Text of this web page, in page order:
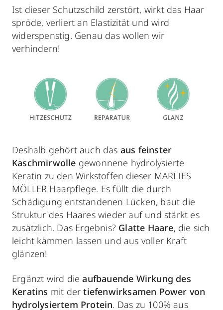
Ist dieser Schutzschild zerstört, wirkt das Haar
spröde, verliert an Elastizität und wird
widerspenstig. Genau das wollen wir
verhindern!
Deshalb gehört auch das aus feinster
Kaschmirwolle gewonnene hydrolysierte
Keratin zu den Wirkstoffen dieser MARLIES
MÖLLER Haarpflege. Es füllt die durch
Schädigung entstandenen Lücken, baut die
Struktur des Haares wieder auf und stärkt es
zusätzlich. Das Ergebnis? Glatte Haare, die sich
leicht kämmen lassen und aus voller Kraft
glänzen!
Ergänzt wird dieaufbauende Wirkung des
Keratins mit dertiefenwirksamen Power von
hydrolysiertem Protein. Das zu 100% aus